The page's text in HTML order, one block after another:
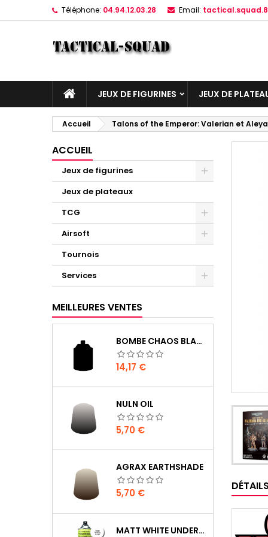
Téléphone: 04.94.12.03.28 Email:
JEUX DE FIGURINES JEUX DE
Accueil Talons of the Emperor: Valerian et Aleya
ACCUEIL
Jeux de figurines
Jeux de plateaux
TCG
Airsoft
Tournois
Services
MEILLEURES VENTES
BOMBE CHAOS BLACK
Prix
14,17 €
NULN OIL
Prix
5,70 €
AGRAX EARTHSHADE
Prix
5,70 €
MATT WHITE UNDERCOAT